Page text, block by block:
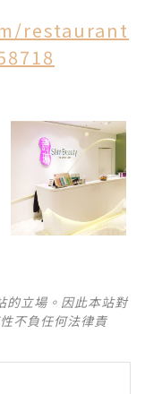
restaurant
的立場。因此本站對
不負任何法律責